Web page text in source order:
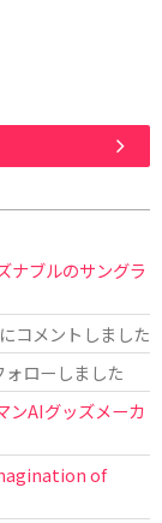
ナブルのサングラ
コメントしました
ォローしました
ンAIグッズメーカ
of